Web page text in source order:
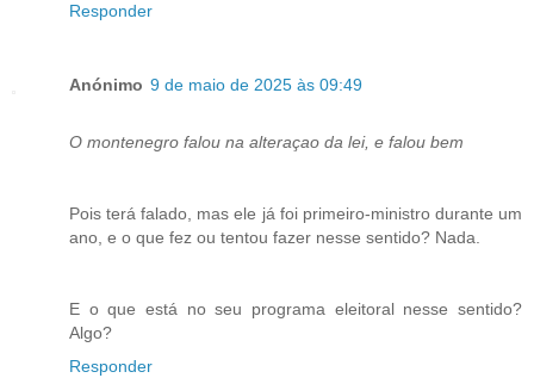
Responder
Anónimo 9 de maio de 2025 às 09:49
O montenegro falou na alteraçao da lei, e falou bem
Pois terá falado, mas ele já foi primeiro-ministro durante um
ano, e o que fez ou tentou fazer nesse sentido? Nada.
E o que está no seu programa eleitoral nesse sentido?
Algo?
Responder